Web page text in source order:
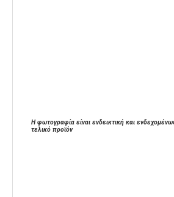
Η φωτογραφία είναι ενδεικτική και
τελικό προϊόν